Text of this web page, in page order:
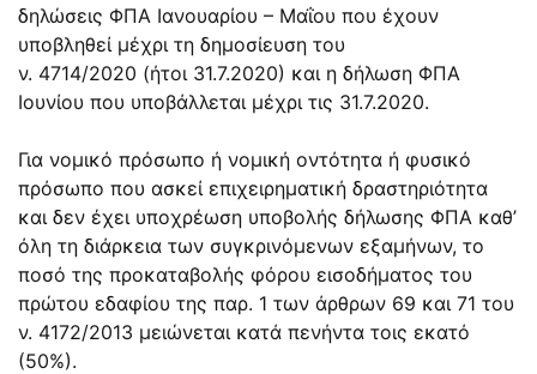
δηλώσεις ΦΠΑ Ιανουαρίου – Μαΐου που έχουν
υποβληθεί μέχρι τη δημοσίευση του
ν. 4714/2020 (ήτοι 31.7.2020) και η δήλωση ΦΠΑ
Ιουνίου που υποβάλλεται μέχρι τις 31.7.2020.
Για νομικό πρόσωπο ή νομική οντότητα ή φυσικό
πρόσωπο που ασκεί επιχειρηματική δραστηριότητα
και δεν έχει υποχρέωση υποβολής δήλωσης ΦΠΑ καθ’
όλη τη διάρκεια των συγκρινόμενων εξαμήνων, το
ποσό της προκαταβολής φόρου εισοδήματος του
πρώτου εδαφίου της παρ. 1 των άρθρων 69 και 71 του
ν. 4172/2013 μειώνεται κατά πενήντα τοις εκατό
(50%).